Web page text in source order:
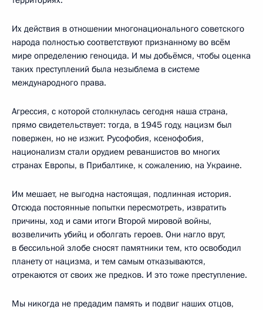
Их действия в отношении многонационального советского
народа полностью соответствуют признанному во всём
мире определению геноцида. И мы добьёмся, чтобы оценка
таких преступлений была незыблема в системе
международного права.
Агрессия, с которой столкнулась сегодня наша страна,
прямо свидетельствует: тогда, в 1945 году, нацизм был
повержен, но не изжит. Русофобия, ксенофобия,
национализм стали орудием реваншистов во многих
странах Европы, в Прибалтике, к сожалению, на Украине.
Им мешает, не выгодна настоящая, подлинная история.
Отсюда постоянные попытки пересмотреть, извратить
причины, ход и сами итоги Второй мировой войны,
возвеличить убийц и оболгать героев. Они нагло врут,
в бессильной злобе сносят памятники тем, кто освободил
планету от нацизма, и тем самым отказываются,
отрекаются от своих же предков. И это тоже преступление.
Мы никогда не предадим память и подвиг наших отцов,